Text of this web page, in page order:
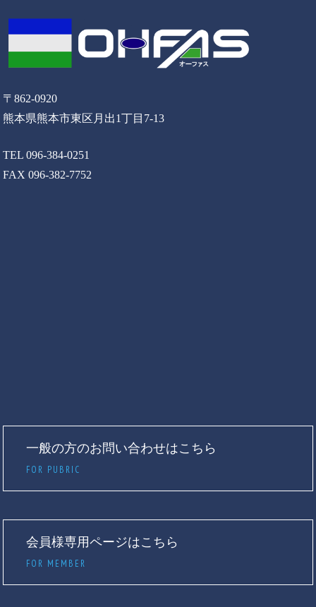
〒862-0920
熊本県熊本市東区月出1丁目7-13
TEL 096-384-0251
FAX 096-382-7752
一般の方のお問い合わせはこちら
FOR PUBRIC
会員様専用ページはこちら
FOR MEMBER